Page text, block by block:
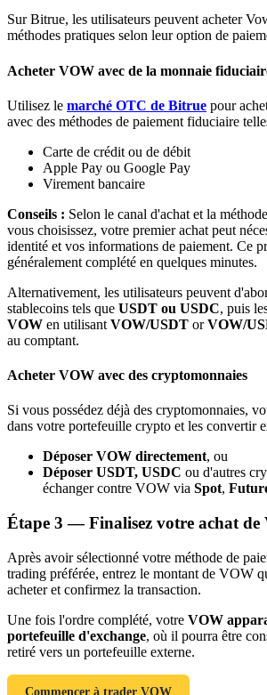
Apprenez le Staking
Partenaires Bitrue
Affiliés Bitrue
Parrainage
Invitez un ami pour recevoir des
BTC Welcome Rewards
Sur Bitrue, les utilisateurs peuvent acheter
méthodes pratiques selon leur option de
Acheter VOW avec de la monnaie
Utilisez le marché OTC de Bitrue pour
avec des méthodes de paiement fiduciaire
Carte de crédit ou de débit
Apple Pay ou Google Pay
Virement bancaire
Conseils : Selon le canal d'achat et la
vous choisissez, votre premier achat peut
identité et vos informations de paiement. Ce
généralement complété en quelques minutes.
Alternativement, les utilisateurs peuvent
stablecoins tels que USDT ou USDC, puis
VOW en utilisant VOW/USDT orVOW/
au comptant.
Acheter VOW avec des cryptomonnaies
Si vous possédez déjà des cryptomonnaies,
dans votre portefeuille crypto et les convertir
Déposer VOW directement, ou
Déposer USDT, USDC ou d'autres
échanger contre VOW via Spot,
Étape 3 —Finalisez votre achat de
Après avoir sélectionné votre méthode de
trading préférée, entrez le montant de VOW
acheter et confirmez la transaction.
Une fois l'ordre complété, votre VOW
portefeuille d'exchange, où il pourra être
retiré vers un portefeuille externe.
Commencer à trader VOW